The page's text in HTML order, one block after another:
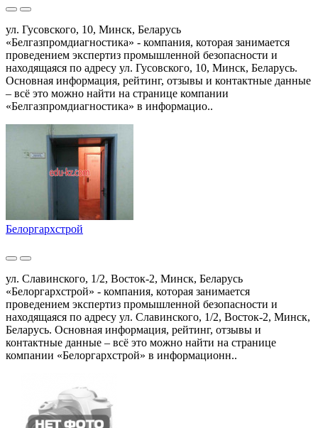
ул. Гусовского, 10, Минск, Беларусь
«Белгазпромдиагностика» - компания, которая занимается
проведением экспертиз промышленной безопасности и
находящаяся по адресу ул. Гусовского, 10, Минск, Беларусь.
Основная информация, рейтинг, отзывы и контактные данные
– всё это можно найти на странице компании
«Белгазпромдиагностика» в информацио..
Белоргархстрой
ул. Славинского, 1/2, Восток-2, Минск, Беларусь
«Белоргархстрой» - компания, которая занимается
проведением экспертиз промышленной безопасности и
находящаяся по адресу ул. Славинского, 1/2, Восток-2, Минск,
Беларусь. Основная информация, рейтинг, отзывы и
контактные данные – всё это можно найти на странице
компании «Белоргархстрой» в информационн..